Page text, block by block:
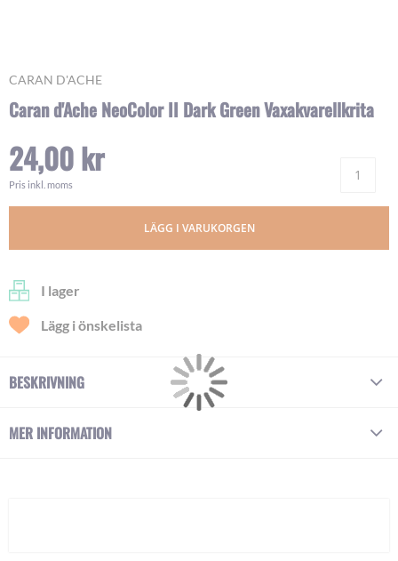
CARAN D'ACHE
Caran d'Ache NeoColor II Dark Green Vaxakvarellkrita
24,00 kr
Pris inkl. moms
LÄGG I VARUKORGEN
I lager
Lägg i önskelista
Skip
the
of
the
images
BESKRIVNING
MER INFORMATION